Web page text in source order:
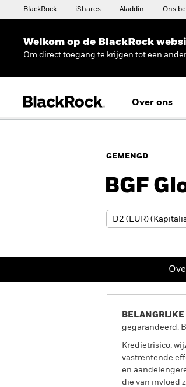
BlackRock iShares Aladdin Ons
Welkom op de BlackRock
Om direct toegang te krijgen tot een
Over ons
GEMENGD
BGF
gegarandeerd.
Kredietrisico,
vastrentende
en
die van invloed